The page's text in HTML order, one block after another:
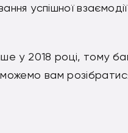
успішної
у 2018 році, тому
вам розібратися